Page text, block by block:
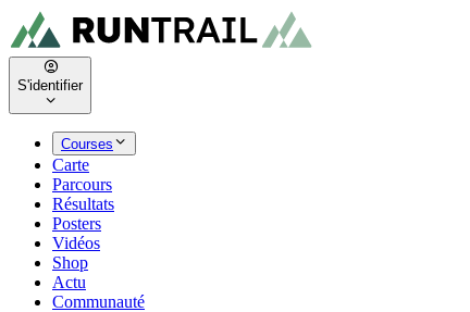
S'identifier
Courses
Carte
Parcours
Résultats
Posters
Vidéos
Shop
Actu
Communauté